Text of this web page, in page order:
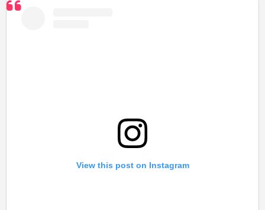
View this post on Instagram